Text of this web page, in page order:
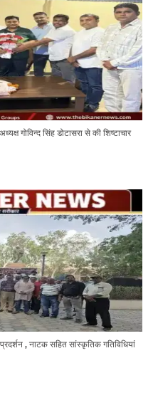
गोविन्द सिंह डोटासरा से की शिष्टाचार
, नाटक सहित सांस्कृतिक गतिविधियां